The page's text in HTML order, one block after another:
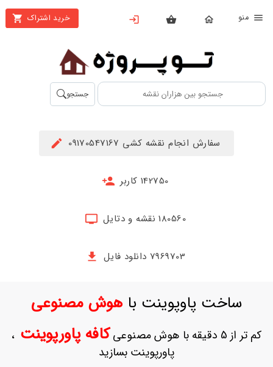
خرید اشتراک
بستن
محصولات
تهیه
اشتراک
حساب
ثبت
جستجو
سفارش انجام نقشه کشی 09170547167
142750 کاربر
180560 نقشه و دتایل
7969703 دانلود فایل
ساخت پاوپوینت باهوش مصنوعی
کم تر از 5 دقیقه با هوش مصنوعی کافه پاورپوینت ،
پاورپوینت بسازید